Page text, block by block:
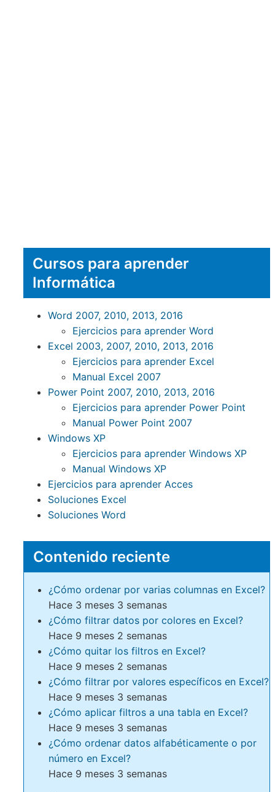
Cursos para aprender
Informática
Word 2007, 2010, 2013, 2016
Ejercicios para aprender Word
Excel 2003, 2007, 2010, 2013, 2016
Ejercicios para aprender Excel
Manual Excel 2007
Power Point 2007, 2010, 2013, 2016
Ejercicios para aprender Power Point
Manual Power Point 2007
Windows XP
Ejercicios para aprender Windows XP
Manual Windows XP
Ejercicios para aprender Acces
Soluciones Excel
Soluciones Word
Contenido reciente
¿Cómo ordenar por varias columnas en Excel?
Hace 3 meses 3 semanas
¿Cómo filtrar datos por colores en Excel?
Hace 9 meses 2 semanas
¿Cómo quitar los filtros en Excel?
Hace 9 meses 2 semanas
¿Cómo filtrar por valores específicos en Excel?
Hace 9 meses 3 semanas
¿Cómo aplicar filtros a una tabla en Excel?
Hace 9 meses 3 semanas
¿Cómo ordenar datos alfabéticamente o por
número en Excel?
Hace 9 meses 3 semanas